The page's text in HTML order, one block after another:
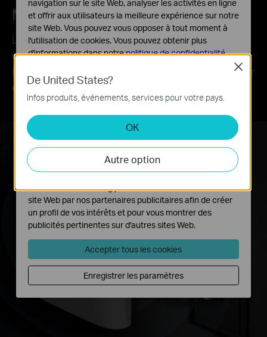
Mode point d'accès intégré
Le RE900XD est plus qu'un simple répéteur WiFi.
Connectez votre connexion Internet filaire au
RE900XD via un câble Ethernet pour le transformer
en un point d'accès WiFi double bande.
De United States?
Infos produits, événements, services pour votre pays.
OK
Autre option
Close
navigation sur le site Web, analyser les activités en ligne
et offrir aux utilisateurs la meilleure expérience sur notre
site Web. Vous pouvez vous opposer à tout moment à
l'utilisation de cookies. Vous pouvez obtenir plus
d'informations dans notrepolitique de confidentialité.
Ces cookies sont nécessaires au fonctionnement du
site Web et ne peuvent pas être désactivés dans vos
Cookies d'analyse et marketing
Les cookies d'analyse nous permettent d'analyser vos
activités sur notre site Web pour améliorer et ajuster les
fonctionnalités de notre site Web.
Les cookies marketing peuvent être définis via notre
site Web par nos partenaires publicitaires afin de créer
un profil de vos intérêts et pour vous montrer des
publicités pertinentes sur d'autres sites Web.
Accepter tous les cookies
Enregistrer les paramètres